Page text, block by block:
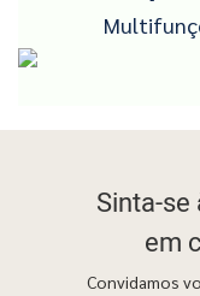
Sinta-
em
Convidamos